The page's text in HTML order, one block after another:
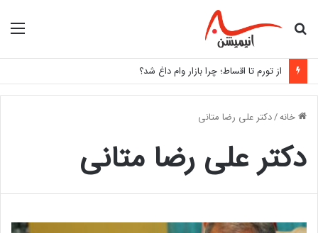
جستجو
از تورم تا اقساط؛ چرا بازار وام داغ شد؟
خانه/دکتر علی رضا متانی
دکتر علی رضا متانی